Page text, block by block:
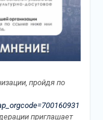
пройдя по
приглашает